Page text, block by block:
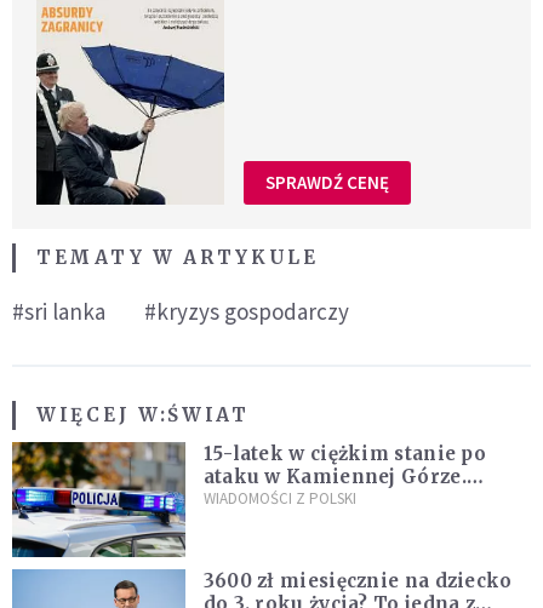
SPRAWDŹ CENĘ
TEMATY W ARTYKULE
#sri lanka #kryzys gospodarczy
WIĘCEJ W:ŚWIAT
15-latek w ciężkim stanie po
ataku w Kamiennej Górze.
Policja zatrzymała dwóch
WIADOMOŚCI Z POLSKI
3600 zł miesięcznie na dziecko